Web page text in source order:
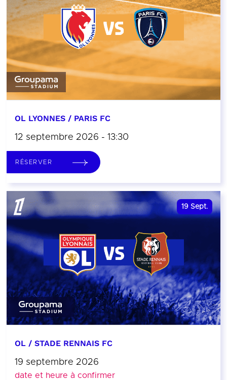
OL LYONNES / PARIS FC
12 septembre 2026 - 13:30
RÉSERVER
19 Sept.
OL / STADE RENNAIS FC
19 septembre 2026
date et heure à confirmer